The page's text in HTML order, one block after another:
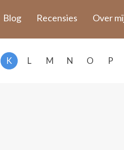
Blog Recensies Over
K L M N O P